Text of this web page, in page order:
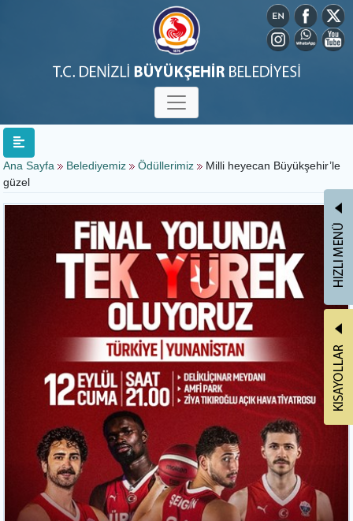
Ana Sayfa Belediyemiz Ödüllerimiz
Milli heyecan Büyükşehir’le
güzel